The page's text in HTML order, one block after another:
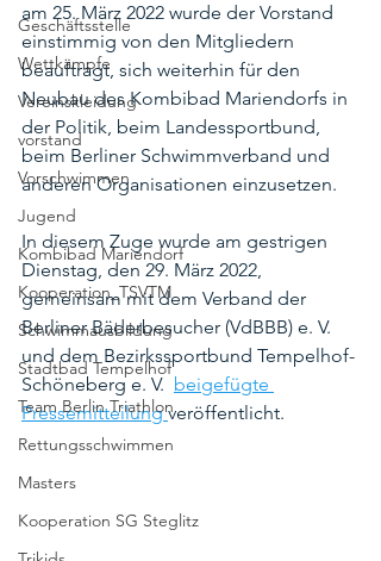
Geschäftsstelle
Wettkämpfe
Vereinskleidung
vorstand
Vorschwimmen
Jugend
Kombibad Mariendorf
Kooperation_TSVTM
Schwimmausbildung
Stadtbad Tempelhof
Team Berlin Triathlon
Rettungsschwimmen
Masters
Kooperation SG Steglitz
am 25. März 2022 wurde der Vorstand
einstimmig von den Mitgliedern
beauftragt, sich weiterhin für den
Neubau des Kombibad Mariendorfs in
der Politik, beim Landessportbund,
beim Berliner Schwimmverband und
anderen Organisationen einzusetzen.
In diesem Zuge wurde am gestrigen
Dienstag, den 29. März 2022,
gemeinsam mit dem Verband der
Berliner Bäderbesucher (VdBBB) e. V.
und dem Bezirkssportbund Tempelhof-
Schöneberg e. V. beigefügte
Pressemitteilung veröffentlicht.